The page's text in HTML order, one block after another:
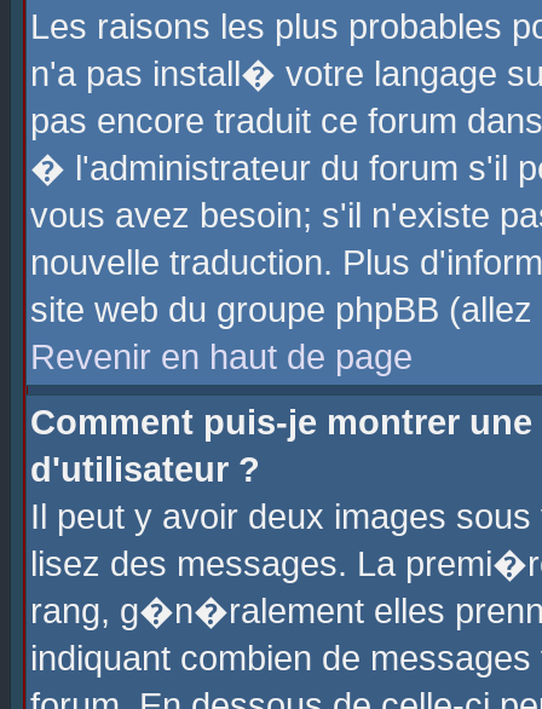
Les raisons les plus probables
n'a pas install� votre langage
pas encore traduit ce forum
� l'administrateur du forum s'il
vous avez besoin; s'il n'existe
nouvelle traduction. Plus
site web du groupe phpBB
Revenir en haut de page
Comment puis-je montrer
d'utilisateur ?
Il peut y avoir deux images
lisez des messages. La
rang, g�n�ralement elles
indiquant combien de